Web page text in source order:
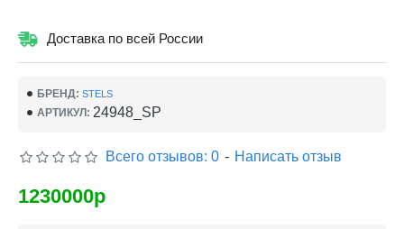
Доставка по всей России
БРЕНД: STELS
АРТИКУЛ: 24948_SP
Всего отзывов: 0 - Написать отзыв
1230000р